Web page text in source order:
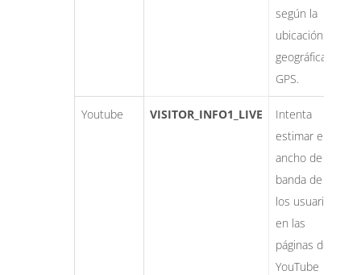
según la
ubicación
geográfica
GPS.
Youtube VISITOR_INFO1_LIVE
Intenta
estimar el
ancho de
banda de
los usuarios
en las
páginas de
YouTube